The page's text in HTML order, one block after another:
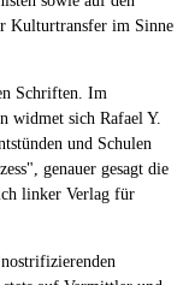
Kulturtransfer im Sinne
Schriften. Im
widmet sich Rafael Y.
und Schulen
genauer gesagt die
linker Verlag für